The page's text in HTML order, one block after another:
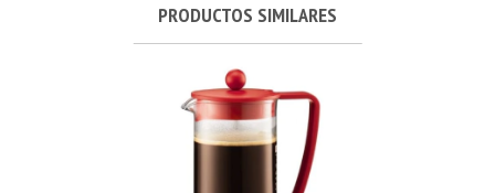
PRODUCTOS SIMILARES